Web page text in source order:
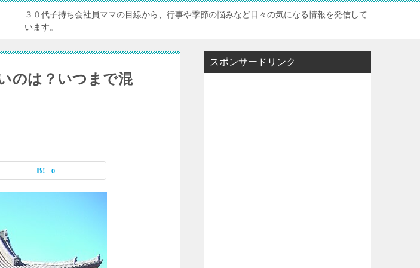
３０代子持ち会社員ママの目線から、行事や季節の悩みなど日々の気になる情報を発信して
います。
のは？いつまで混
0
スポンサードリンク